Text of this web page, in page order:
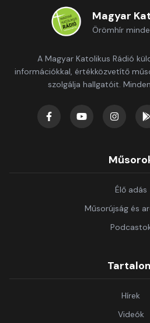
Magyar
Örömhír
A Magyar Katolikus Rádió
információkkal, értékközvetítő
szolgálja hallgatóit.
Élő adás
Műsorújság és
Hírek
Videók